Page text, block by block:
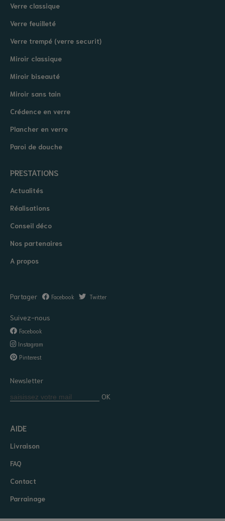
Verre classique
Verre feuilleté
Verre trempé (verre securit)
Miroir classique
Miroir biseauté
Miroir sans tain
Crédence en verre
Plancher en verre
Paroi de douche
PRESTATIONS
Actualités
Réalisations
Conseil déco
Nos partenaires
A propos
Partager Facebook Twitter
Suivez-nous
Facebook
Instagram
Pinterest
Newsletter
OK
AIDE
Livraison
FAQ
Contact
Parrainage